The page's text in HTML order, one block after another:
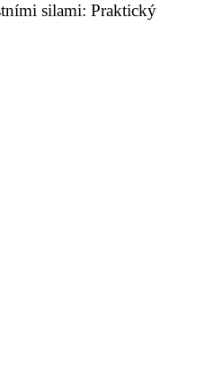
silami: Praktický